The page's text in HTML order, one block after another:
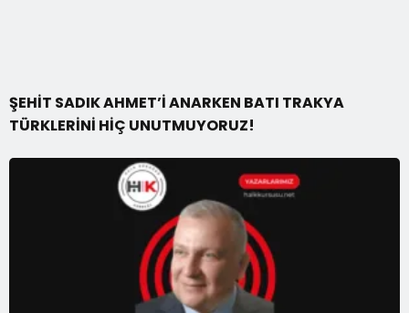
ŞEHİT SADIK AHMET’İ ANARKEN BATI TRAKYA
TÜRKLERİNİ HİÇ UNUTMUYORUZ!